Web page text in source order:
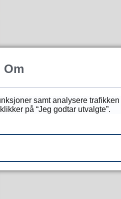
Om
samt analysere
på “Jeg godtar utvalgte”.